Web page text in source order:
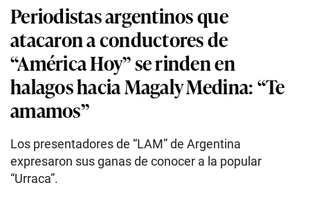
Periodistas argentinos que
atacaron a conductores de
“América Hoy” se rinden en
halagos hacia Magaly Medina: “Te
amamos”
Los presentadores de “LAM” de Argentina
expresaron sus ganas de conocer a la popular
“Urraca”.